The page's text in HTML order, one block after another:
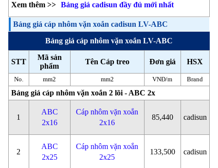
Xem thêm >> Bảng giá cadisun đầy đủ mới nhất
Bảng giá cáp nhôm vặn xoắn cadisun LV-ABC
Bảng giá cáp nhôm vặn xoắn LV-ABC
STT
Mã sản
phẩm
Tên Cáp treo Đơn giá HSX
No. mm2 mm2 VNĐ/m Brand
Bảng giá cáp nhôm vặn xoắn 2 lõi - ABC 2x
1
ABC
2x16
Cáp nhôm vặn xoắn
2x16
85,440 cadisun
2
ABC
2x25
Cáp nhôm vặn xoắn
2x25
133,500 cadisun